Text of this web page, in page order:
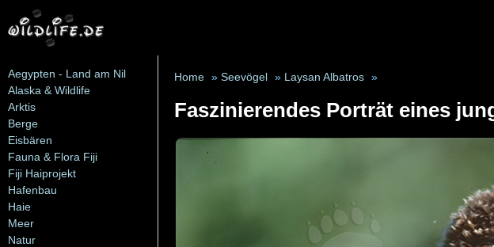
Aegypten - Land am Nil
Alaska & Wildlife
Arktis
Berge
Eisbären
Fauna & Flora Fiji
Fiji Haiprojekt
Hafenbau
Haie
Meer
Natur
Home » Seevögel » Laysan Albatros »
Faszinierendes Porträt eines